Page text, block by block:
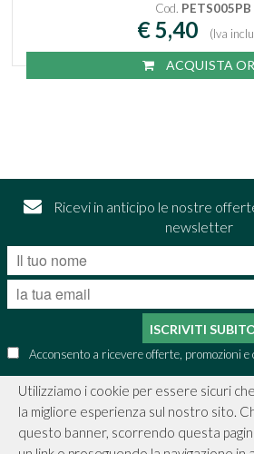
Cod. PETS005PB
€ 5,40 (Iva
ACQUISTA
Ricevi in anticipo le nostre
newsletter
ISCRIVITI
Acconsento a ricevere offerte, promozioni
CONTATTI
Utilizziamo i cookie per essere sicuri
la migliore esperienza sul nostro sito.
questo banner, scorrendo questa